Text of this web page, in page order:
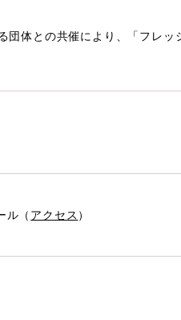
体との共催により、「フレ
ル（ アクセス ）